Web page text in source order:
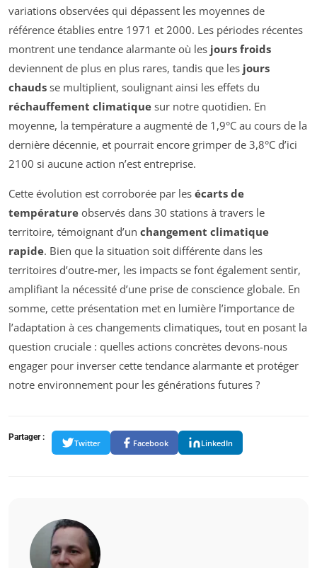
variations observées qui dépassent les moyennes de
référence établies entre 1971 et 2000. Les périodes récentes
montrent une tendance alarmante où les jours froids
deviennent de plus en plus rares, tandis que les jours
chauds se multiplient, soulignant ainsi les effets du
réchauffement climatique sur notre quotidien. En
moyenne, la température a augmenté de 1,9°C au cours de la
dernière décennie, et pourrait encore grimper de 3,8°C d’ici
2100 si aucune action n’est entreprise.
Cette évolution est corroborée par les écarts de
température observés dans 30 stations à travers le
territoire, témoignant d’un changement climatique
rapide. Bien que la situation soit différente dans les
territoires d’outre-mer, les impacts se font également sentir,
amplifiant la nécessité d’une prise de conscience globale. En
somme, cette présentation met en lumière l’importance de
l’adaptation à ces changements climatiques, tout en posant la
question cruciale : quelles actions concrètes devons-nous
engager pour inverser cette tendance alarmante et protéger
notre environnement pour les générations futures ?
Partager :
Twitter Facebook LinkedIn